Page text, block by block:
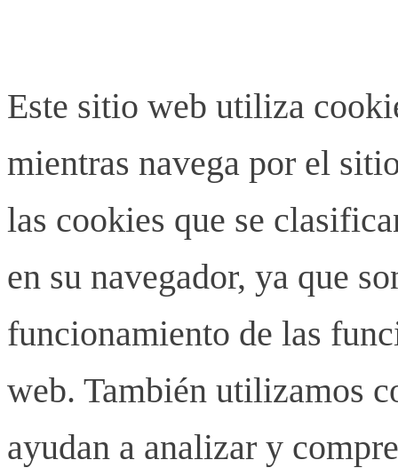
Este sitio web utiliza
mientras navega por el
las cookies que se
en su navegador, ya que
funcionamiento de las
web. También utilizamos
ayudan a analizar y